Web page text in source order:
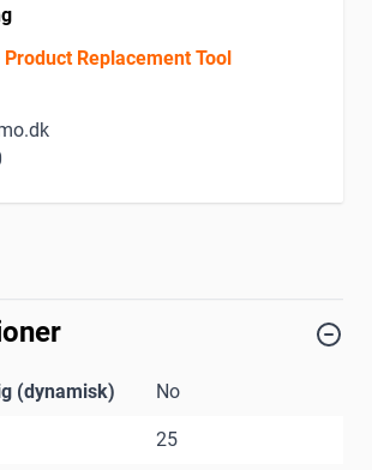
Product Replacement Tool
(dynamisk) No
25